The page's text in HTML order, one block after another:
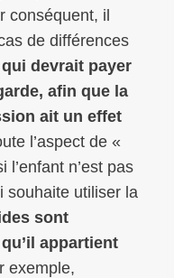
conséquent, il
de différences
devrait payer
afin que la
ait un effet
l’aspect de «
l’enfant n’est pas
souhaite utiliser la
sont
appartient
exemple,